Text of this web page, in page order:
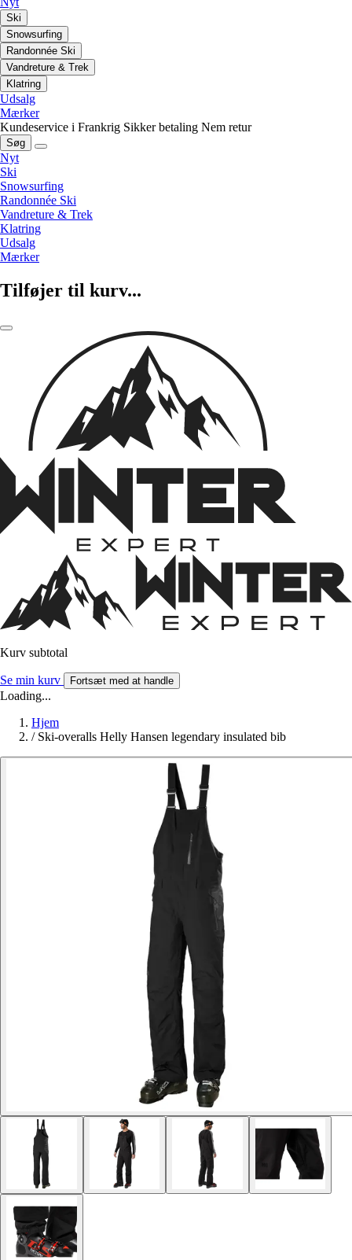
Ski
Snowsurfing
Randonnée Ski
Vandreture & Trek
Klatring
Udsalg
Mærker
Kundeservice i Frankrig Sikker betaling Nem retur
Søg
Nyt
Ski
Snowsurfing
Randonnée Ski
Vandreture & Trek
Klatring
Udsalg
Mærker
Tilføjer til kurv...
Kurv subtotal
Se min kurv Fortsæt med at handle
Loading...
Hjem
/ Ski-overalls Helly Hansen legendary insulated bib